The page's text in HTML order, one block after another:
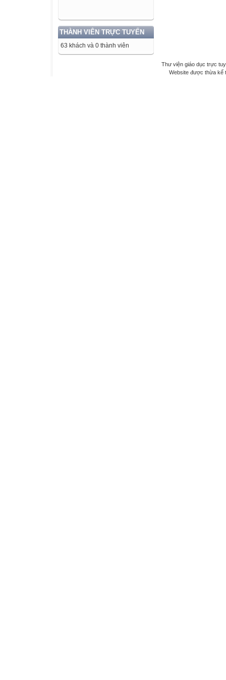
THÀNH VIÊN TRỰC TUYẾN
63 khách và 0 thành viên
Thư viện giáo dục trực
Website được thừa kế